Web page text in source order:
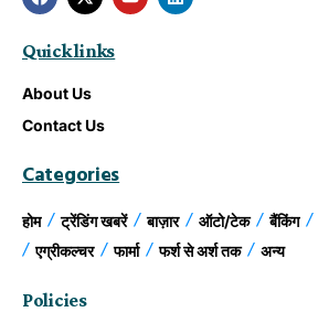
Quick links
About Us
Contact Us
Categories
होम ट्रेंडिंग खबरें बाज़ार ऑटो/टेक बैंकिंग
एग्रीकल्चर
फार्मा फर्श से अर्श तक अन्य
Policies